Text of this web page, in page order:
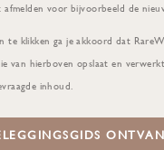
voor bijvoorbeeld de
te klikken ga je akkoord dat
van hierboven opslaat en
inhoud.